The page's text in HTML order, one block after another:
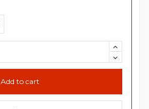
Add to cart